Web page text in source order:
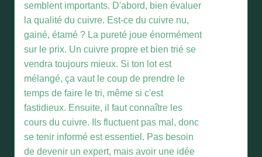
semblent importants. D'abord, bien évaluer
la qualité du cuivre. Est-ce du cuivre nu,
gainé, étamé ? La pureté joue énormément
sur le prix. Un cuivre propre et bien trié se
vendra toujours mieux. Si ton lot est
mélangé, ça vaut le coup de prendre le
temps de faire le tri, même si c'est
fastidieux. Ensuite, il faut connaître les
cours du cuivre. Ils fluctuent pas mal, donc
se tenir informé est essentiel. Pas besoin
de devenir un expert, mais avoir une idée